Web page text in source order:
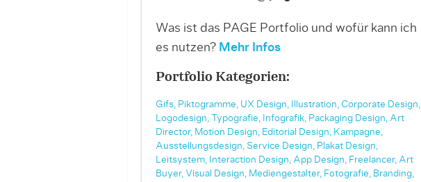
Was ist das PAGE Portfolio und wofür kann ich
es nutzen? Mehr Infos
Portfolio Kategorien:
Gifs, Piktogramme, UX Design, Illustration, Corporate Design,
Logodesign,
Typografie, Infografik, Packaging Design, Art
Director, Motion Design, Editorial Design, Kampagne,
Ausstellungsdesign, Service Design, Plakat Design,
Leitsystem,
Interaction Design, App Design, Freelancer, Art
Buyer, Visual Design, Mediengestalter, Fotografie, Branding,